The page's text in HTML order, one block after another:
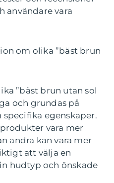
användare vara
om olika ”bäst brun
”bäst brun utan sol
och grundas på
egenskaper.
vara mer
andra kan vara mer
att välja en
hudtyp och önskade